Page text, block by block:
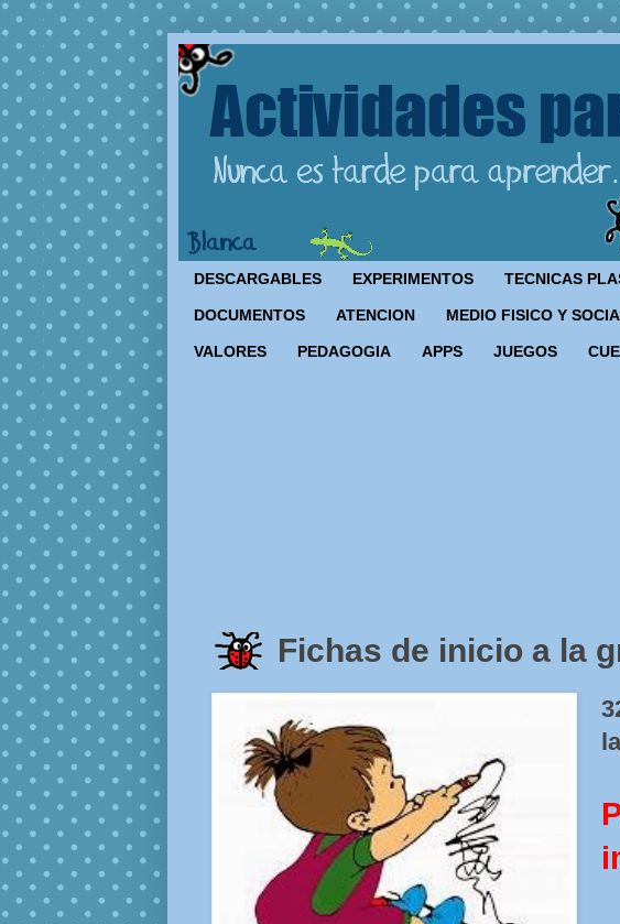
DESCARGABLES EXPERIMENTOS TECNICAS
DOCUMENTOS ATENCION MEDIO FISICO Y
VALORES PEDAGOGIA APPS JUEGOS
Fichas de inicio a la